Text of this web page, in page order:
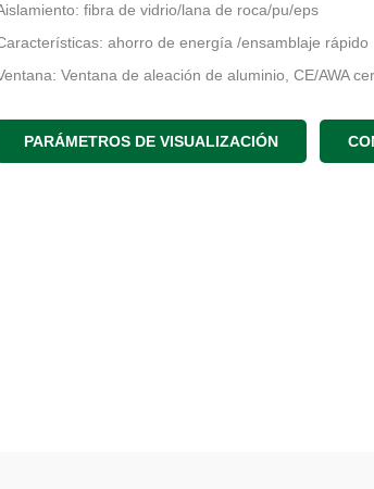
fibra de vidrio/lana de roca/pu/eps
ahorro de energía /ensamblaje rápido
Ventana de aleación de aluminio, CE/AWA
Piso: laminado/madera/pvc/alfombra/baldosas
PARÁMETROS DE VISUALIZACIÓN